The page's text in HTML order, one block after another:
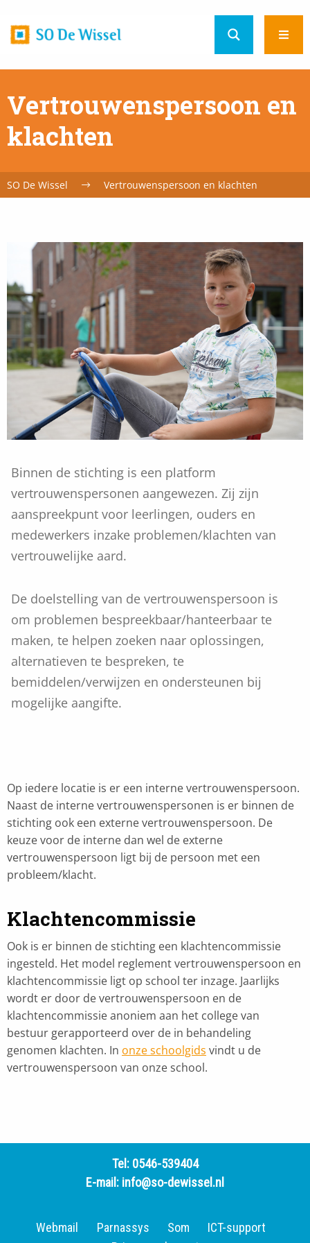
Vertrouwenspersoon en
klachten
SO De Wissel Vertrouwenspersoon en klachten
Binnen de stichting is een platform
vertrouwenspersonen aangewezen. Zij zijn
aanspreekpunt voor leerlingen, ouders en
medewerkers inzake problemen/klachten van
vertrouwelijke aard.
De doelstelling van de vertrouwenspersoon is
om problemen bespreekbaar/hanteerbaar te
maken, te helpen zoeken naar oplossingen,
alternatieven te bespreken, te
bemiddelen/verwijzen en ondersteunen bij
mogelijke aangifte.
Op iedere locatie is er een interne vertrouwenspersoon.
Naast de interne vertrouwenspersonen is er binnen de
stichting ook een externe vertrouwenspersoon. De
keuze voor de interne dan wel de externe
vertrouwenspersoon ligt bij de persoon met een
probleem/klacht.
Klachtencommissie
Ook is er binnen de stichting een klachtencommissie
ingesteld. Het model reglement vertrouwenspersoon en
klachtencommissie ligt op school ter inzage. Jaarlijks
wordt er door de vertrouwenspersoon en de
klachtencommissie anoniem aan het college van
bestuur gerapporteerd over de in behandeling
genomen klachten. In onze schoolgids vindt u de
vertrouwenspersoon van onze school.
Tel: 0546-539404
E-mail: info@so-dewissel.nl
Webmail Parnassys Som
ICT-support